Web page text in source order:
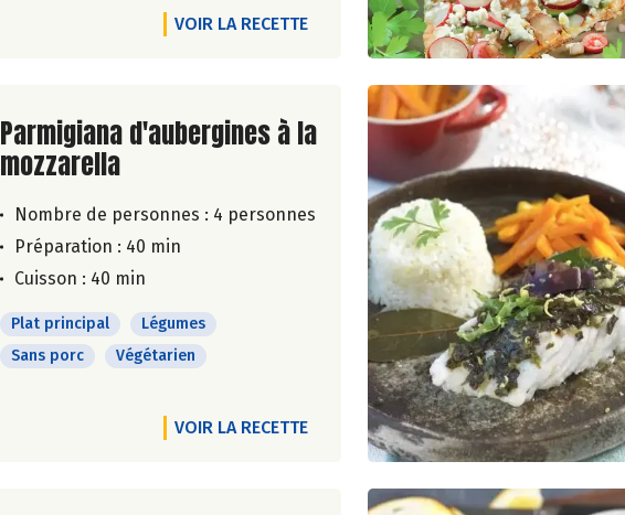
VOIR LA RECETTE
Lire la suite de la recette
Parmigiana d'aubergines à la
mozzarella
Nombre de personnes : 4 personnes
Préparation : 40 min
Cuisson : 40 min
Plat principal
Légumes
Sans porc
Végétarien
VOIR LA RECETTE